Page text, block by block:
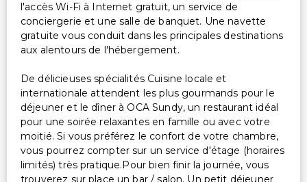
l'accès Wi-Fi à Internet gratuit, un service de
conciergerie et une salle de banquet. Une navette
gratuite vous conduit dans les principales destinations
aux alentours de l'hébergement.
De délicieuses spécialités Cuisine locale et
internationale attendent les plus gourmands pour le
déjeuner et le dîner à OCA Sundy, un restaurant idéal
pour une soirée relaxantes en famille ou avec votre
moitié. Si vous préférez le confort de votre chambre,
vous pourrez compter sur un service d'étage (horaires
limités) très pratique.Pour bien finir la journée, vous
trouverez sur place un bar / salon. Un petit déjeuner